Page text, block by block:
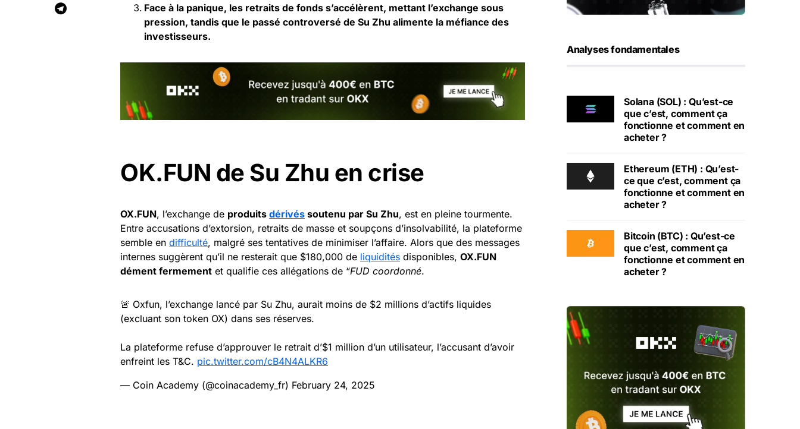
Face à la panique, les retraits de fonds s’accélèrent, mettant l’exchange sous
pression, tandis que le passé controversé de Su Zhu alimente la méfiance des
investisseurs.
OK.FUN de Su Zhu en crise
OX.FUN, l’exchange de produits dérivés soutenu par Su Zhu, est en pleine tourmente.
Entre accusations d’extorsion, retraits de masse et soupçons d’insolvabilité, la plateforme
semble en difficulté, malgré ses tentatives de minimiser l’affaire. Alors que des messages
internes suggèrent qu’il ne resterait que $180,000 de liquidités disponibles, OX.FUN
dément fermement et qualifie ces allégations de “FUD coordonné.
🚨 Oxfun, l’exchange lancé par Su Zhu, aurait moins de $2 millions d’actifs liquides
(excluant son token OX) dans ses réserves.
La plateforme refuse d’approuver le retrait d’$1 million d’un utilisateur, l’accusant d’avoir
enfreint les T&C. pic.twitter.com/cB4N4ALKR6
— Coin Academy (@coinacademy_fr) February 24, 2025
Analyses fondamentales
Solana (SOL) : Qu’est-ce
que c’est, comment ça
fonctionne et comment en
acheter ?
Ethereum (ETH) : Qu’est-
ce que c’est, comment ça
fonctionne et comment en
acheter ?
Bitcoin (BTC) : Qu’est-ce
que c’est, comment ça
fonctionne et comment en
acheter ?